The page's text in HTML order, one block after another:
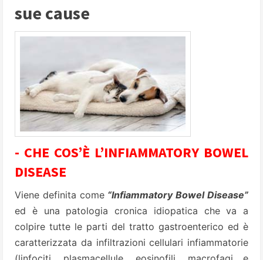
sue cause
- CHE COS’È L’INFIAMMATORY BOWEL
DISEASE
Viene definita come “Infiammatory Bowel Disease”
ed è una patologia cronica idiopatica che va a
colpire tutte le parti del tratto gastroenterico ed è
caratterizzata da infiltrazioni cellulari infiammatorie